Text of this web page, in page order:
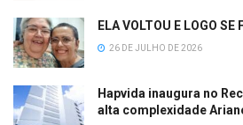
ELA VOLTOU E LOGO SE
26 DE JULHO DE 2026
Hapvida inaugura no
alta complexidade